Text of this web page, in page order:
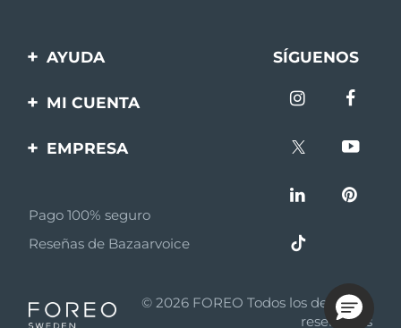
AYUDA
Contáctanos
batería
SÍGUENOS
MI CUENTA
Registro de productos
EMPRESA
Afiliados
Noticias de afiliados
Asociados
Pago 100% seguro
Reseñas de Bazaarvoice
© 2026 FOREO Todos los derechos
reservados